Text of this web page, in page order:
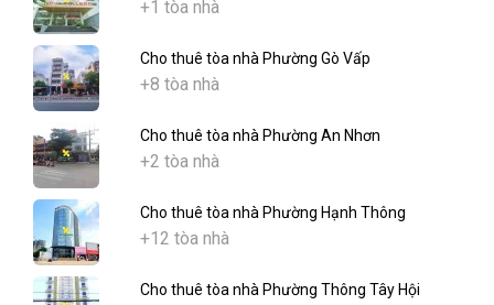
+1 tòa nhà
Cho thuê tòa nhà Phường Gò Vấp
+8 tòa nhà
Cho thuê tòa nhà Phường An Nhơn
+2 tòa nhà
Cho thuê tòa nhà Phường Hạnh Thông
+12 tòa nhà
Cho thuê tòa nhà Phường Thông Tây Hội